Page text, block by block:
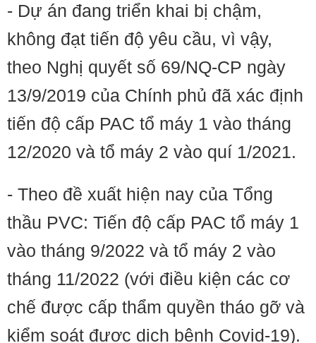
- Dự án đang triển khai bị chậm,
không đạt tiến độ yêu cầu, vì vậy,
theo Nghị quyết số 69/NQ-CP ngày
13/9/2019 của Chính phủ đã xác định
tiến độ cấp PAC tổ máy 1 vào tháng
12/2020 và tổ máy 2 vào quí 1/2021.
- Theo đề xuất hiện nay của Tổng
thầu PVC: Tiến độ cấp PAC tổ máy 1
vào tháng 9/2022 và tổ máy 2 vào
tháng 11/2022 (với điều kiện các cơ
chế được cấp thẩm quyền tháo gỡ và
kiểm soát được dịch bệnh Covid-19).